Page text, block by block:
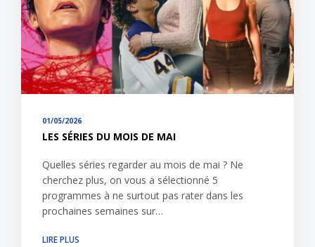
01/05/2026
LES SÉRIES DU MOIS DE MAI
Quelles séries regarder au mois de mai ? Ne
cherchez plus, on vous a sélectionné 5
programmes à ne surtout pas rater dans les
prochaines semaines sur…
LIRE PLUS